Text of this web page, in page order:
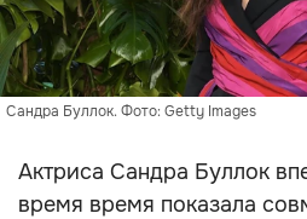
Сандра Буллок. Фото: Getty Images
Актриса Сандра Буллок
время время показала